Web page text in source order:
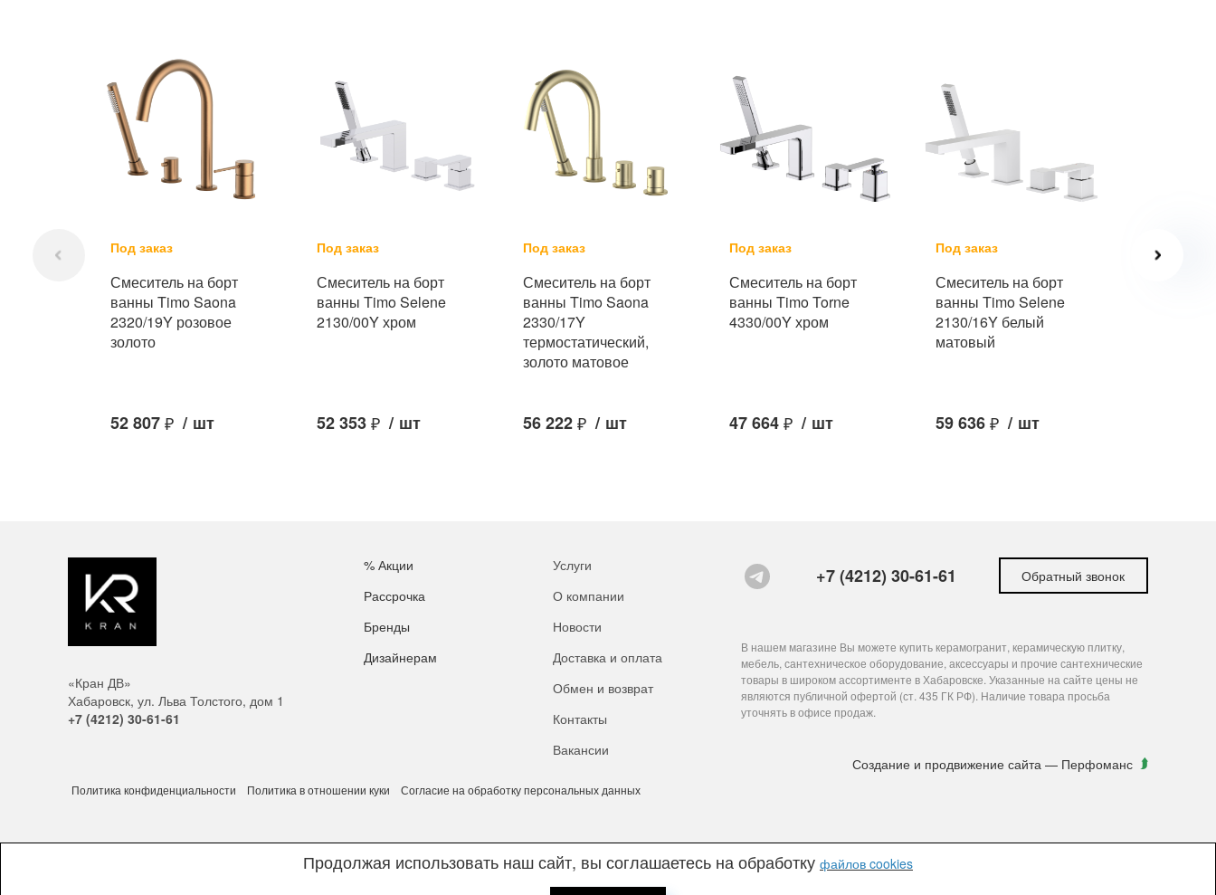
Под заказ
Смеситель на борт
ванны Timo Saona
2320/19Y розовое
золото
52 807₽ / шт
Под заказ
Смеситель на борт
ванны Timo Selene
2130/00Y хром
52 353₽ / шт
Под заказ
Смеситель на борт
ванны Timo Saona
2330/17Y
термостатический,
золото матовое
56 222₽ / шт
Под заказ
Смеситель на борт
ванны Timo Torne
4330/00Y хром
47 664₽ / шт
Под заказ
Смеситель на борт
ванны Timo Selene
2130/16Y белый
матовый
59 636₽ / шт
Под заказ
«Кран ДВ»
Хабаровск, ул. Льва Толстого, дом 1
+7 (4212) 30-61-61
% Акции
Рассрочка
Бренды
Дизайнерам
Услуги
О компании
Новости
Доставка и оплата
Обмен и возврат
Контакты
Вакансии
+7 (4212) 30-61-61 Обратный звонок
В нашем магазине Вы можете купить керамогранит, керамическую плитку,
мебель, сантехническое оборудование, аксессуары и прочие сантехнические
товары в широком ассортименте в Хабаровске. Указанные на сайте цены не
являются публичной офертой (ст. 435 ГК РФ). Наличие товара просьба
уточнять в офисе продаж.
Создание и продвижение сайта — Перфоманс
Политика конфиденциальности Политика в отношении куки Согласие на обработку персональных данных
Продолжая использовать наш сайт, вы соглашаетесь на обработку файлов cookies